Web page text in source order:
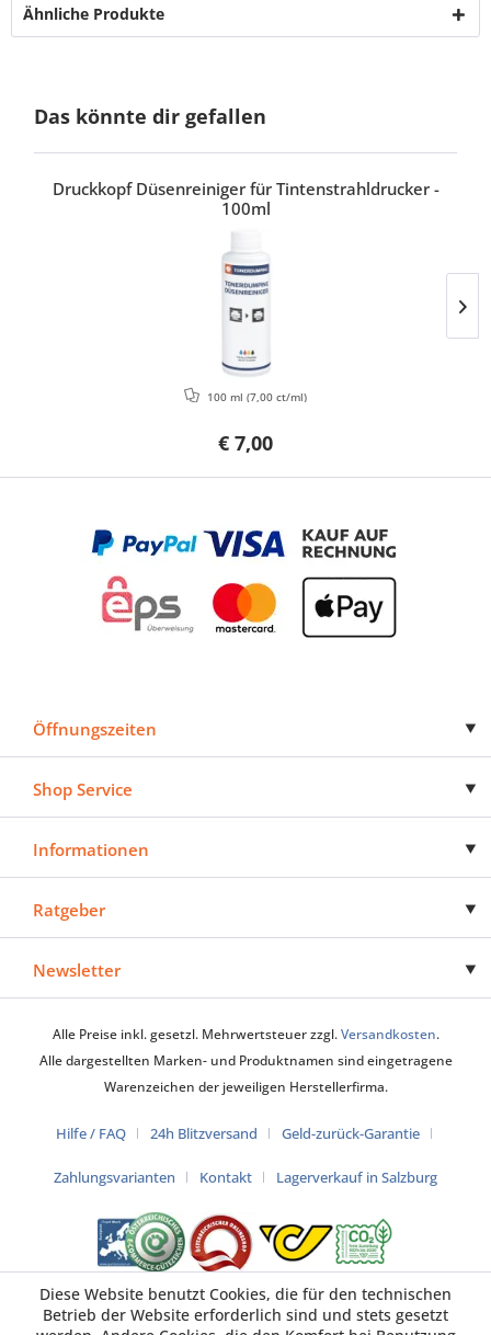
Ähnliche Produkte
Das könnte dir gefallen
Druckkopf Düsenreiniger für Tintenstrahldrucker -
100ml
€ 7,00
100 ml (7,00 ct/ml)
Öffnungszeiten
Shop Service
Informationen
Ratgeber
Newsletter
Alle Preise inkl. gesetzl. Mehrwertsteuer zzgl.Versandkosten.
Alle dargestellten Marken- und Produktnamen sind eingetragene
Warenzeichen der jeweiligen Herstellerfirma.
Hilfe / FAQ 24h Blitzversand Geld-zurück-Garantie
Zahlungsvarianten Kontakt Lagerverkauf in Salzburg
Diese Website benutzt Cookies, die für den technischen
Betrieb der Website erforderlich sind und stets gesetzt